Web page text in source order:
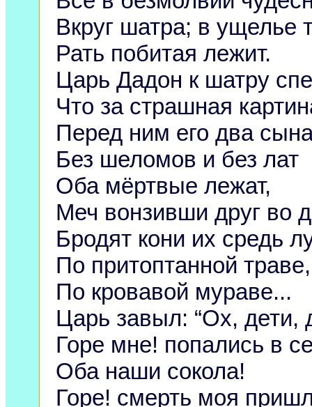
Вкруг шатра; в ущелье
Рать побитая лежит.
Царь Дадон к шатру
Что за страшная
Перед ним его два
Без шеломов и без лат
Оба мёртвые лежат,
Меч вонзивши друг во
Бродят кони их средь
По притоптанной траве,
По кровавой мураве...
Царь завыл: “Ох, дети,
Горе мне! попались в
Оба наши сокола!
Горе! смерть моя